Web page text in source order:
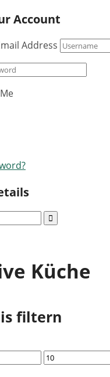
Account
Address
Küche
filtern
Max.
Preis